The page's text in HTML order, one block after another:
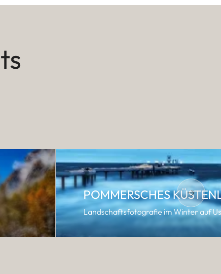
POMMERSCHES
Landschaftsfotografie im Winter auf